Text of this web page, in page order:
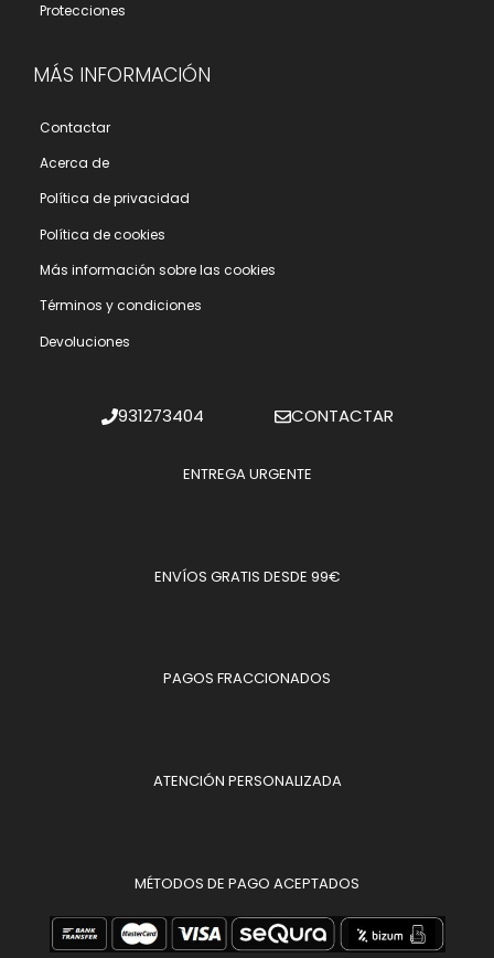
Protecciones
MÁS INFORMACIÓN
Contactar
Acerca de
Polí­tica de privacidad
Polí­tica de cookies
Más información sobre las cookies
Términos y condiciones
Devoluciones
931273404 CONTACTAR
ENTREGA URGENTE
ENVÍOS GRATIS DESDE 99€
PAGOS FRACCIONADOS
ATENCIÓN PERSONALIZADA
MÉTODOS DE PAGO ACEPTADOS